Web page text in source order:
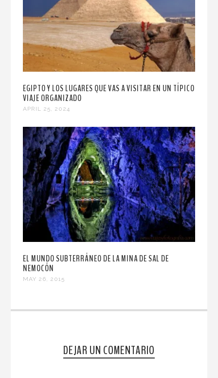
EGIPTO Y LOS LUGARES QUE VAS A VISITAR EN UN TÍPICO
VIAJE ORGANIZADO
APRIL 25, 2024
EL MUNDO SUBTERRÁNEO DE LA MINA DE SAL DE
NEMOCÓN
MAY 26, 2015
DEJAR UN COMENTARIO